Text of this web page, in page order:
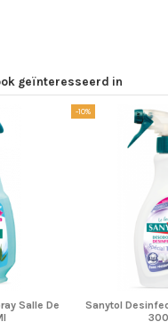
geïnteresseerd in
Salle De
-10%
Sanytol